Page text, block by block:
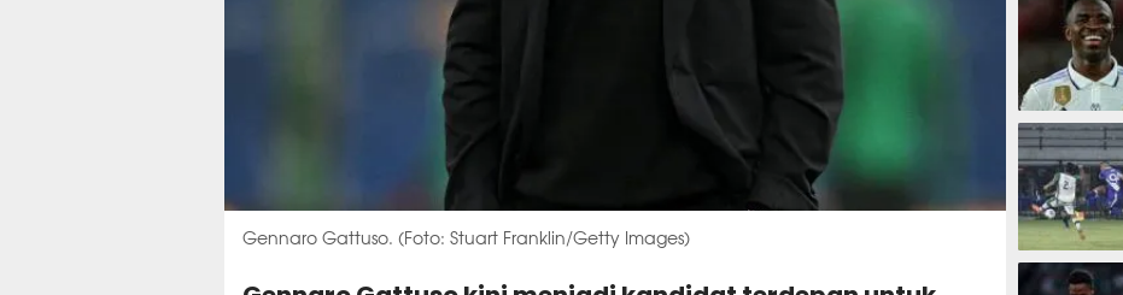
Gennaro Gattuso. (Foto: Stuart Franklin/Getty Images)
16 menit 51
20 menit 14